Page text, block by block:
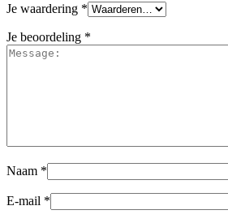
Je waardering *
Je beoordeling *
Naam *
E-mail *